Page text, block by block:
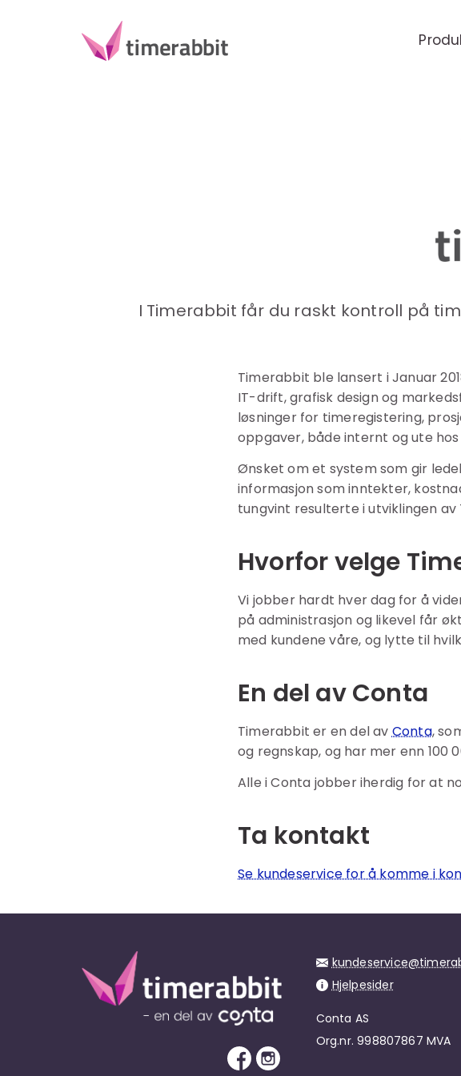
I Timerabbit får du raskt kontroll på
Timerabbit ble lansert i Januar
IT-drift, grafisk design og
løsninger for timeregistering,
oppgaver, både internt og ute hos
Ønsket om et system som gir
informasjon som inntekter,
tungvint resulterte i utviklingen av
Hvorfor velge
Vi jobber hardt hver dag for å
på administrasjon og likevel får
med kundene våre, og lytte til
En del av Conta
Timerabbit er en del avConta,
og regnskap, og har mer enn 100
Alle i Conta jobber iherdig for at
Ta kontakt
Se kundeservice for å komme i
Hjelpesider
Conta AS
Org.nr. 998807867 MVA